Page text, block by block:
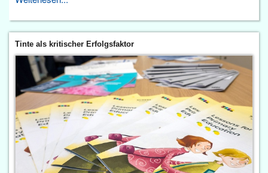
Tinte als kritischer Erfolgsfaktor